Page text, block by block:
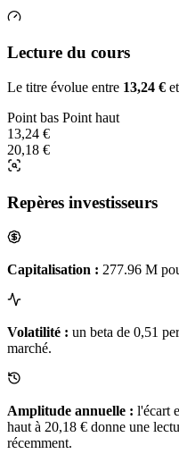
Lecture du cours
Le titre évolue entre 13,24 € et
Point bas Point haut
13,24 €
20,18 €
Repères investisseurs
Capitalisation : 277.96 M
Volatilité : un beta de 0,51
marché.
Amplitude annuelle : l'écart
haut à 20,18 € donne une
récemment.